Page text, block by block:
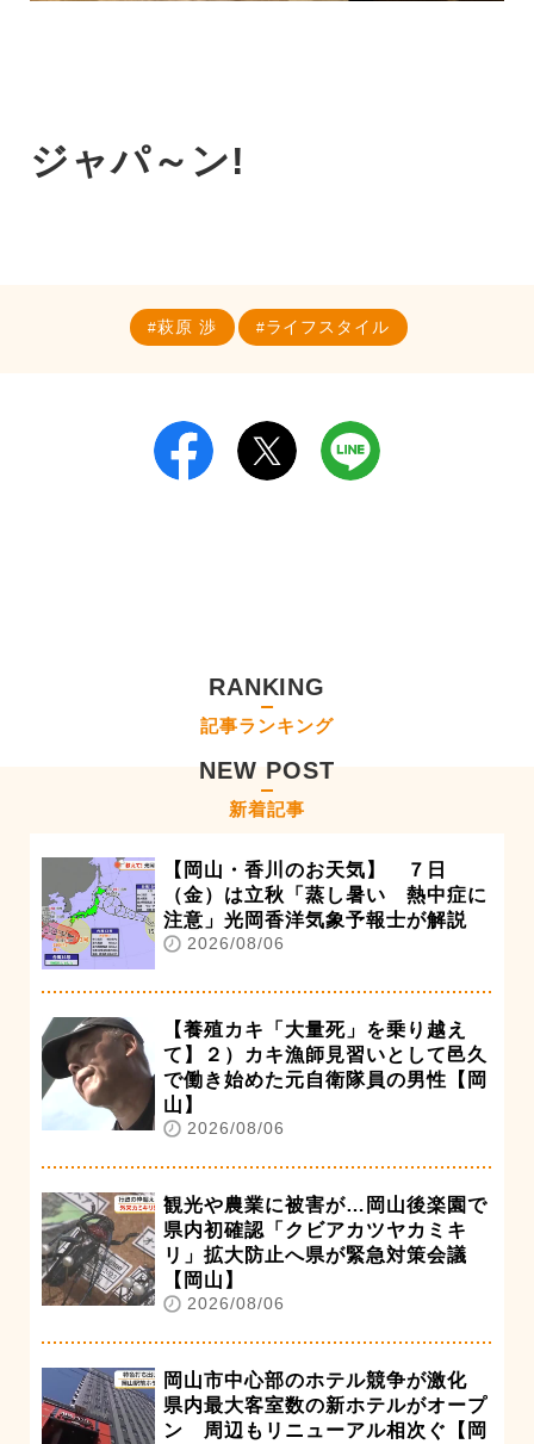
ジャパ～ン!
萩原 渉 ライフスタイル
RANKING
記事ランキング
NEW POST
新着記事
【岡山・香川のお天気】 ７日
（金）は立秋「蒸し暑い 熱中症に
注意」光岡香洋気象予報士が解説
2026/08/06
【養殖カキ「大量死」を乗り越え
て】２）カキ漁師見習いとして邑久
で働き始めた元自衛隊員の男性【岡
山】
2026/08/06
観光や農業に被害が…岡山後楽園で
県内初確認「クビアカツヤカミキ
リ」拡大防止へ県が緊急対策会議
【岡山】
2026/08/06
岡山市中心部のホテル競争が激化
県内最大客室数の新ホテルがオープ
ン 周辺もリニューアル相次ぐ【岡